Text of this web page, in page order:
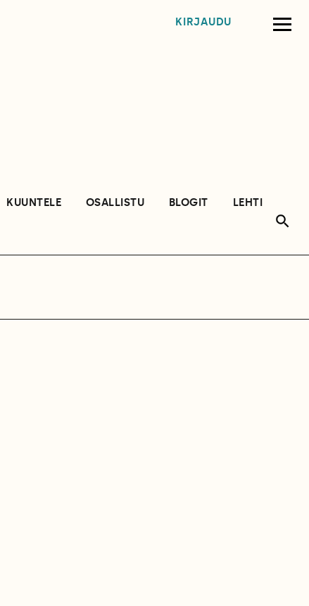
KIRJAUDU
KUUNTELE OSALLISTU BLOGIT
LEHTI